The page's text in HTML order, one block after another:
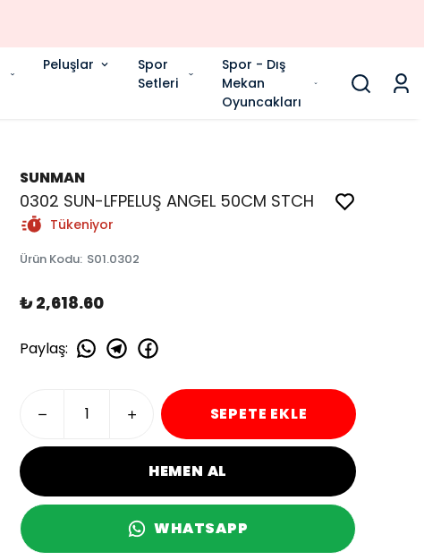
Peluşlar
Spor
Setleri
Spor - Dış
Mekan
Oyuncakları
SUNMAN
0302 SUN-LFPELUŞ ANGEL 50CM STCH
Tükeniyor
Ürün Kodu: S01.0302
₺ 2,618.60
Paylaş:
SEPETE EKLE
HEMEN AL
WHATSAPP